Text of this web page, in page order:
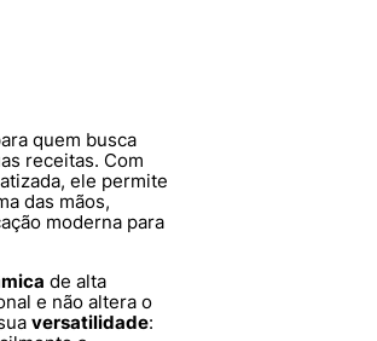
quem busca
receitas. Com
ele permite
das mãos,
moderna para
de alta
e não altera o
versatilidade: